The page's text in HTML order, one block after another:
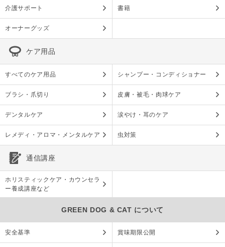
介護サポート 書籍
オーナーグッズ
ケア用品
すべてのケア用品 シャンプー・コンディショナー
ブラシ・爪切り 皮膚・被毛・肉球ケア
デンタルケア 涙やけ・耳のケア
レメディ・アロマ・メンタルケア 虫対策
通信講座
ホリスティックケア・カウンセラ
ー養成講座など
GREEN DOG & CAT について
安全基準 賞味期限公開